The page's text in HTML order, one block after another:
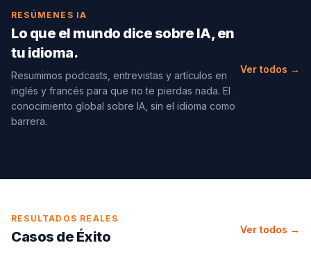
RESÚMENES IA
Lo que el mundo dice sobre IA, en
tu idioma.
Resumimos podcasts, entrevistas y artículos en
inglés y francés para que no te pierdas nada. El
conocimiento global sobre IA, sin el idioma como
barrera.
Ver todos →
RESULTADOS REALES
Casos de Éxito Ver todos →